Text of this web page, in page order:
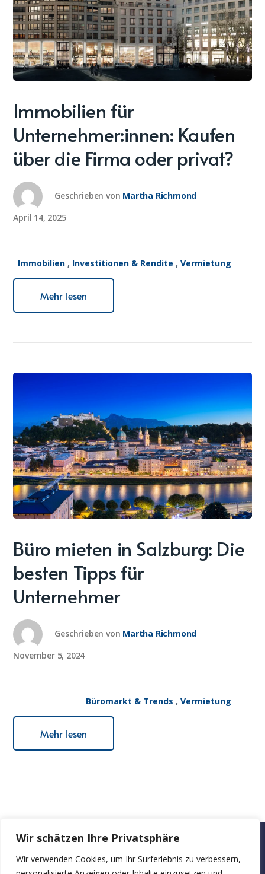
Wir schätzen Ihre Privatsphäre
Wir verwenden Cookies, um Ihr Surferlebnis zu verbessern,
Immobilien für
Unternehmer:innen: Kaufen
über die Firma oder privat?
Geschrieben von Martha Richmond
April 14, 2025
Immobilien, Investitionen & Rendite , Vermietung
Mehr lesen
Büro mieten in Salzburg: Die
besten Tipps für
Unternehmer
Geschrieben von Martha Richmond
November 5, 2024
Büromarkt & Trends , Vermietung
Mehr lesen
bueroraeume-zu-
StartseiteÜberBlogKontakt